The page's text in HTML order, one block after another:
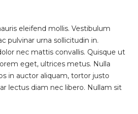
eleifend mollis. Vestibulum
pulvinar urna sollicitudin in.
nec mattis convallis. Quisque ut
eget, ultrices metus. Nulla
in auctor aliquam, tortor justo
lectus diam nec libero. Nullam sit